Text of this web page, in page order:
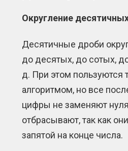
Округление
Десятичные дроби
до десятых, до сотых,
д. При этом
алгоритмом, но все
цифры не заменяют
отбрасывают, так как
запятой на конце числа.